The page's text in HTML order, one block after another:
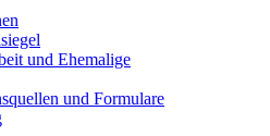
und Ehemalige
und Formulare